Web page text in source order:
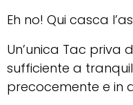
Eh no! Qui casca
Un’unica Tac priva
sufficiente a
precocemente e in